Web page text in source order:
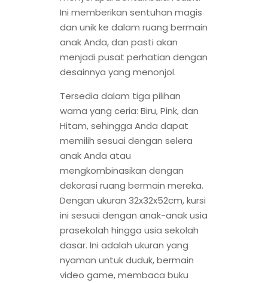
Ini memberikan sentuhan magis
dan unik ke dalam ruang bermain
anak Anda, dan pasti akan
menjadi pusat perhatian dengan
desainnya yang menonjol.
Tersedia dalam tiga pilihan
warna yang ceria: Biru, Pink, dan
Hitam, sehingga Anda dapat
memilih sesuai dengan selera
anak Anda atau
mengkombinasikan dengan
dekorasi ruang bermain mereka.
Dengan ukuran 32x32x52cm, kursi
ini sesuai dengan anak-anak usia
prasekolah hingga usia sekolah
dasar. Ini adalah ukuran yang
nyaman untuk duduk, bermain
video game, membaca buku